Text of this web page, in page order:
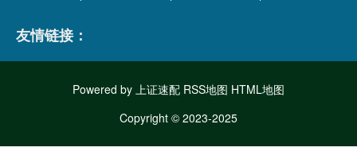
友情链接：
Powered by 上证速配 RSS地图 HTML地图
Copyright © 2023-2025